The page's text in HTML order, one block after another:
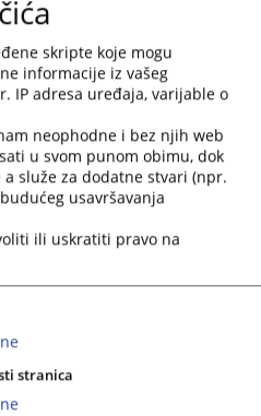
skripte koje mogu
informacije iz vašeg
IP adresa uređaja, varijable o
neophodne i bez njih web
u svom punom obimu, dok
služe za dodatne stvari (npr.
usavršavanja
ili uskratiti pravo na
stranica